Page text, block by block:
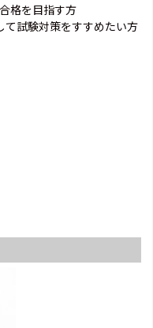
格を目指す方
て試験対策をすすめたい方